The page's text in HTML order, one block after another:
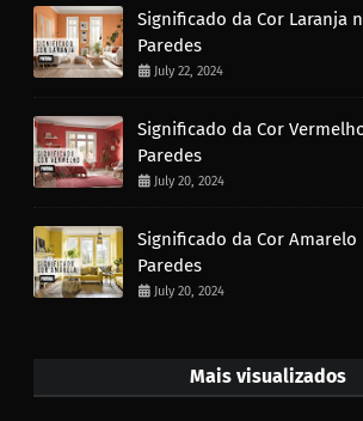
Significado da Cor Laranja
Paredes
July 22, 2024
Significado da Cor
Paredes
July 20, 2024
Significado da Cor
Paredes
July 20, 2024
Mais visualizados